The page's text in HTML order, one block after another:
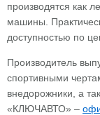
производятся как
машины.
доступностью по
Производитель
спортивными
внедорожники, а
«КЛЮЧАВТО» –